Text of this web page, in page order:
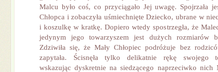
Malcu było coś, co przyciągało Jej uwagę. Spojrzała
Chłopca i zobaczyła uśmiechnięte Dziecko, ubrane w
i koszulkę w kratkę. Dopiero wtedy spostrzegła, że
jedynym jego towarzyszem jest dużych rozmiarów
Zdziwiła się, że Mały Chłopiec podróżuje bez
zapytała. Ścisnęła tylko delikatnie rękę swojego
wskazując dyskretnie na siedzącego naprzeciwko nich